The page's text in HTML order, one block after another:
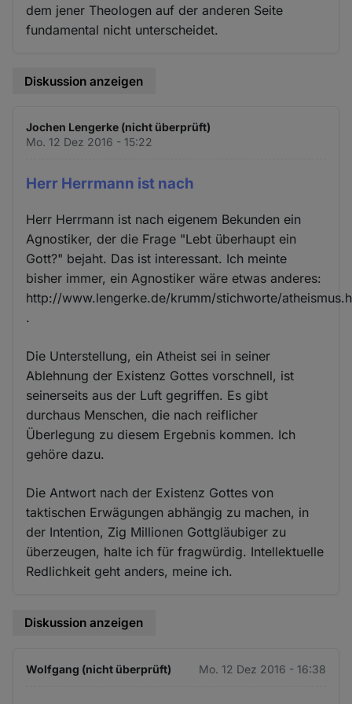
dem jener Theologen auf der anderen Seite
fundamental nicht unterscheidet.
Diskussion anzeigen
Jochen Lengerke (nicht überprüft)
Mo. 12 Dez 2016 - 15:22
Herr Herrmann ist nach
Herr Herrmann ist nach eigenem Bekunden ein
Agnostiker, der die Frage "Lebt überhaupt ein
Gott?" bejaht. Das ist interessant. Ich meinte
bisher immer, ein Agnostiker wäre etwas anderes:
http://www.lengerke.de/krumm/stichworte/
.
Die Unterstellung, ein Atheist sei in seiner
Ablehnung der Existenz Gottes vorschnell, ist
seinerseits aus der Luft gegriffen. Es gibt
durchaus Menschen, die nach reiflicher
Überlegung zu diesem Ergebnis kommen. Ich
gehöre dazu.
Die Antwort nach der Existenz Gottes von
taktischen Erwägungen abhängig zu machen, in
der Intention, Zig Millionen Gottgläubiger zu
überzeugen, halte ich für fragwürdig. Intellektuelle
Redlichkeit geht anders, meine ich.
Diskussion anzeigen
Wolfgang (nicht überprüft) Mo. 12 Dez 2016 - 16:38